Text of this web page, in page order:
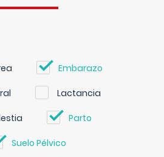
Embarazo
Lactancia
Parto
Suelo Pélvico